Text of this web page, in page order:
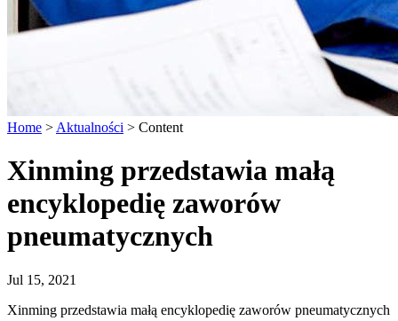
Home > Aktualności > Content
Xinming przedstawia małą
encyklopedię zaworów
pneumatycznych
Jul 15, 2021
Xinming przedstawia małą encyklopedię zaworów pneumatycznych